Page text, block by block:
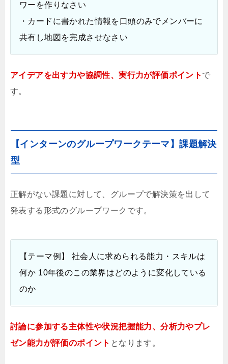
ワーを作りなさい
・カードに書かれた情報を口頭のみでメンバーに
共有し地図を完成させなさい
アイデアを出す力や協調性、実行力が評価ポイント で
す。
【インターンのグループワークテーマ】課題解決
型
正解がない課題に対して、グループで解決策を出して
発表する形式のグループワークです。
【テーマ例】 社会人に求められる能力・スキルは
何か 10年後のこの業界はどのように変化している
のか
討論に参加する主体性や状況把握能力、分析力やプレ
ゼン能力が評価のポイント となります。